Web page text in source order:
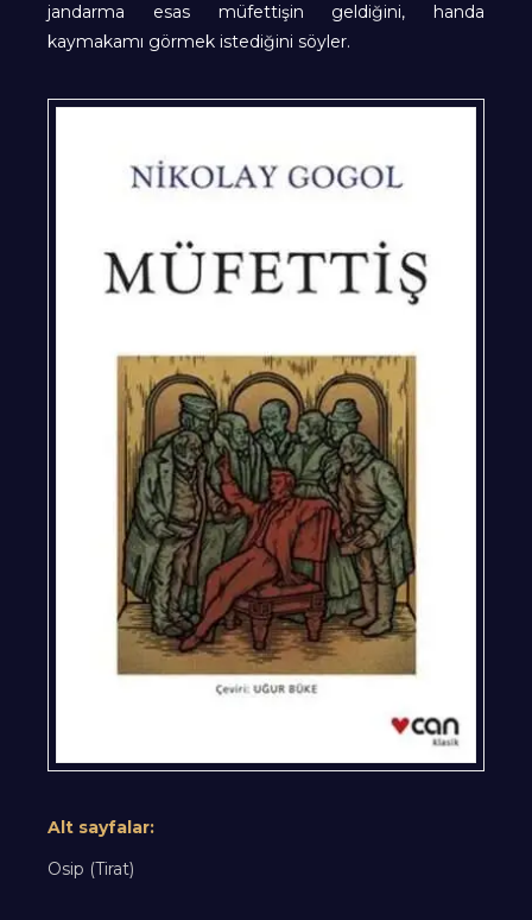
jandarma esas müfettişin geldiğini, handa
kaymakamı görmek istediğini söyler.
Alt sayfalar:
Osip (Tirat)